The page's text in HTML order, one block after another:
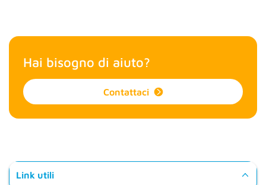
Hai bisogno di aiuto?
Contattaci
Link utili